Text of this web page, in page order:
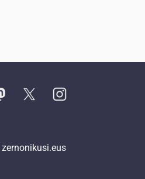
zernonikusi.eus